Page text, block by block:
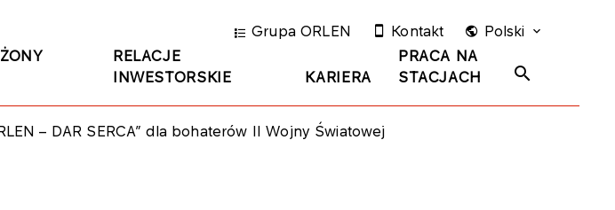
RELACJE
INWESTORSKIE
KARIERA
PRACA NA
STACJACH
Grupa ORLEN Kontakt Polski
– DAR SERCA” dla bohaterów II Wojny Światowej